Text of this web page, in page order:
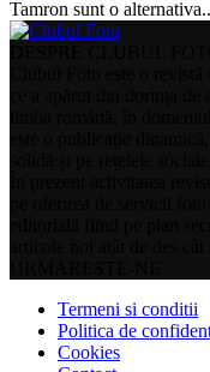
Tamron sunt o
Termeni si conditii
Politica de
Cookies